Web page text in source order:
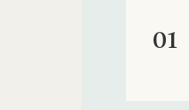
01